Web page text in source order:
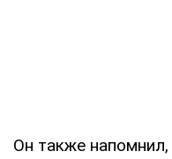
Он также напомнил,